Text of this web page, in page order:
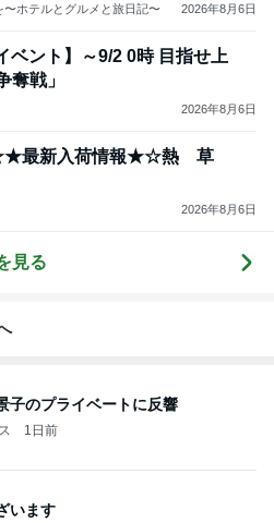
〜ホテルとグルメと旅日記〜 2026年8月6日
ベント】～9/2 0時 目指せ上
奪戦」
2026年8月6日
☆★最新入荷情報★☆熱 草
2026年8月6日
見る
子のプライベートに反響
1日前
います